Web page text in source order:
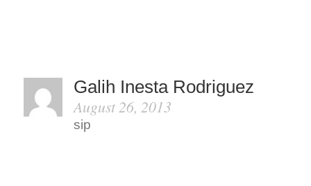
Galih Inesta Rodriguez
August 26, 2013
sip